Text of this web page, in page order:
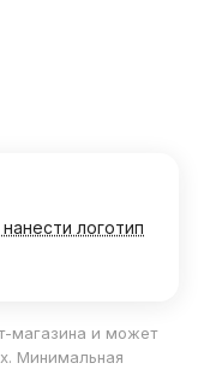
логотип
магазина и может
Минимальная